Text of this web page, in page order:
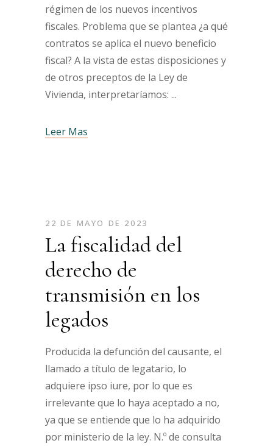
régimen de los nuevos incentivos
fiscales. Problema que se plantea ¿a qué
contratos se aplica el nuevo beneficio
fiscal? A la vista de estas disposiciones y
de otros preceptos de la Ley de
Vivienda, interpretaríamos:
Leer Mas
22 DE MAYO DE 2023
La fiscalidad del
derecho de
transmisión en los
legados
Producida la defunción del causante, el
llamado a título de legatario, lo
adquiere ipso iure, por lo que es
irrelevante que lo haya aceptado a no,
ya que se entiende que lo ha adquirido
por ministerio de la ley. N.º de consulta